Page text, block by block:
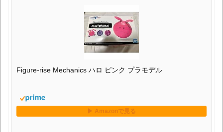
Figure-rise Mechanics ハロ ピンク プラモデル